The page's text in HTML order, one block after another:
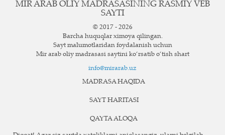
MIR ARAB OLIY MADRASASINING RASMIY VEB
SAYTI
© 2017 - 2026
Barcha huquqlar ximoya qilingan.
Sayt ma`lumotlaridan foydalanish uchun
Mir arab oliy madrasasi saytini ko‘rsatib o‘tish shart
info@mirarab.uz
MADRASA HAQIDA
SAYT HARITASI
QAYTA ALOQA